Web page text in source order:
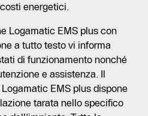
energetici.
Logamatic EMS plus con
a tutto testo vi informa
di funzionamento nonché
e assistenza. Il
EMS plus dispone
tarata nello specifico